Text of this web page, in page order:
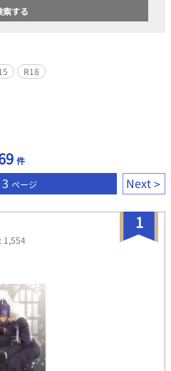
R18
件
ページ Next
1
1,554